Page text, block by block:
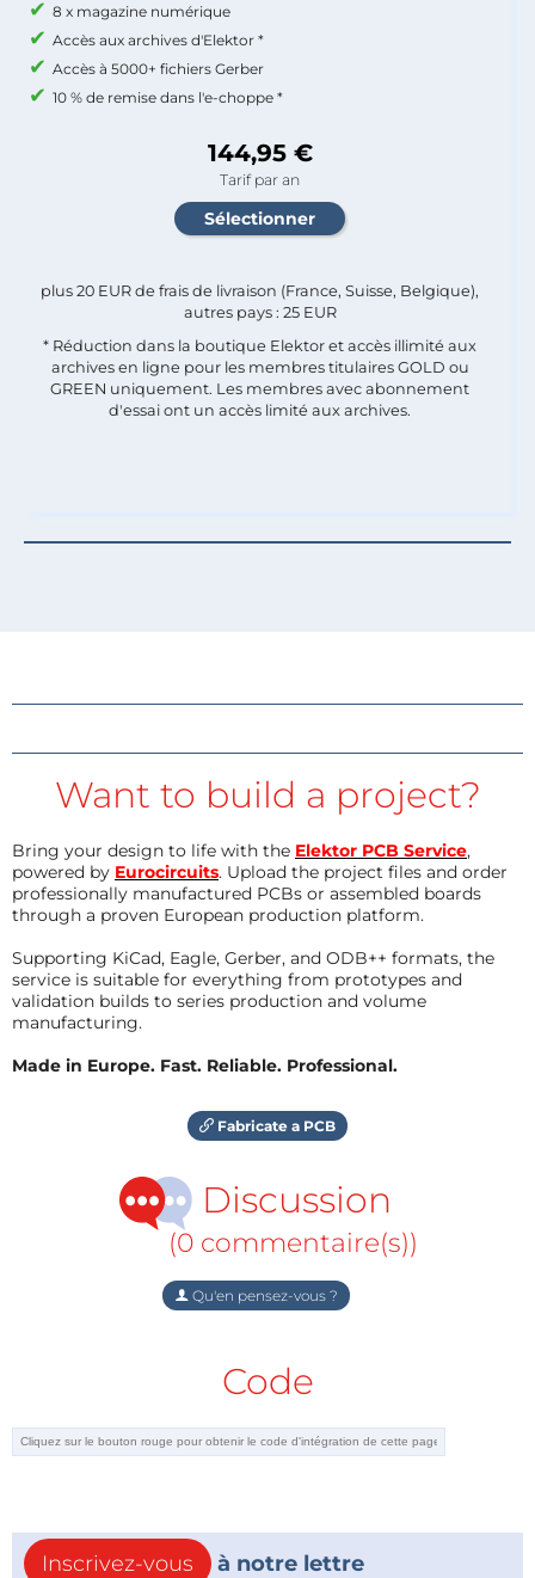
8 x magazine numérique
Accès aux archives d'Elektor *
Accès à 5000+ fichiers Gerber
10 % de remise dans l'e-choppe *
144,95 €
Tarif par an
plus 20 EUR de frais de livraison (France, Suisse, Belgique),
autres pays : 25 EUR
* Réduction dans la boutique Elektor et accès illimité aux
archives en ligne pour les membres titulaires GOLD ou
GREEN uniquement. Les membres avec abonnement
d'essai ont un accès limité aux archives.
Want to build a project?
Bring your design to life with the Elektor PCB Service,
powered by Eurocircuits. Upload the project files and order
professionally manufactured PCBs or assembled boards
through a proven European production platform.
Supporting KiCad, Eagle, Gerber, and ODB++ formats, the
service is suitable for everything from prototypes and
validation builds to series production and volume
manufacturing.
Made in Europe. Fast. Reliable. Professional.
Fabricate a PCB
Discussion
(0 commentaire(s))
Qu'en pensez-vous ?
Code
Inscrivez-vous
à notre lettre